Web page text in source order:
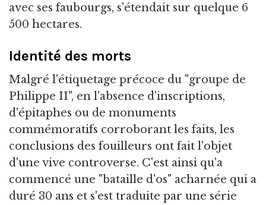
avec ses faubourgs, s'étendait sur quelque 6
500 hectares.
Identité des morts
Malgré l'étiquetage précoce du "groupe de
Philippe II", en l'absence d'inscriptions,
d'épitaphes ou de monuments
commémoratifs corroborant les faits, les
conclusions des fouilleurs ont fait l'objet
d'une vive controverse. C'est ainsi qu'a
commencé une "bataille d'os" acharnée qui a
duré 30 ans et s'est traduite par une série